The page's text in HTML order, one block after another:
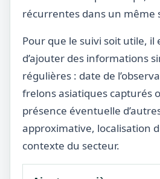
récurrentes dans un même
Pour que le suivi soit utile, il
d’ajouter des informations
régulières : date de
frelons asiatiques capturés
présence éventuelle
approximative, localisation
contexte du secteur.